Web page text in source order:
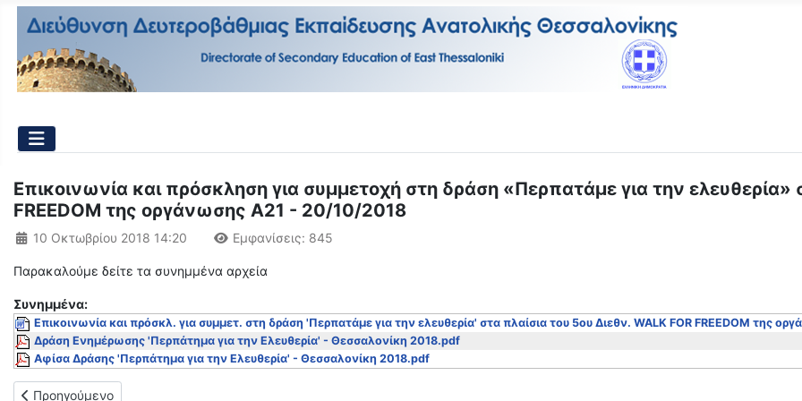
Επικοινωνία και πρόσκληση για συμμετοχή στη δράση «Περπατάμε για την ελευθερία»
FREEDOM της οργάνωσης Α21 - 20/10/2018
Λεπτομέρειες
10 Οκτωβρίου 2018 14:20 Εμφανίσεις: 845
Παρακαλούμε δείτε τα συνημμένα αρχεία
Συνημμένα:
Επικοινωνία και πρόσκλ. για συμμετ. στη δράση 'Περπατάμε για την ελευθερία' στα πλαίσια του 5ου Διεθν. WALK FOR FREEDOM της
Δράση Ενημέρωσης 'Περπάτημα για την Ελευθερία' - Θεσσαλονίκη 2018.pdf
Αφίσα Δράσης 'Περπάτημα για την Ελευθερία' - Θεσσαλονίκη 2018.pdf
Προηγούμενο άρθρο: ΣΥΜΜΕΤΕΧΟΝΤΕΣ & ΣΥΜΜΕΤΕΧΟΥΣΕΣ ΕΚΠΑΙΔΕΥΤΙΚΟΙ ΣΤΗΝ ΕΝΗΜΕΡΩΤΙΚΗ ΣΥΝΑΝΤΗΣΗ ΜΕ ΘΕΜΑ
Προηγούμενο